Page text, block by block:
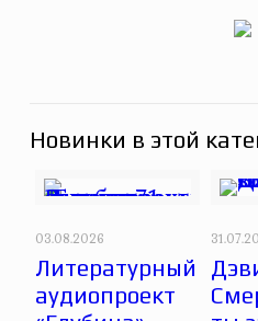
Новинки в этой
03.08.2026
Литературный
аудиопроект